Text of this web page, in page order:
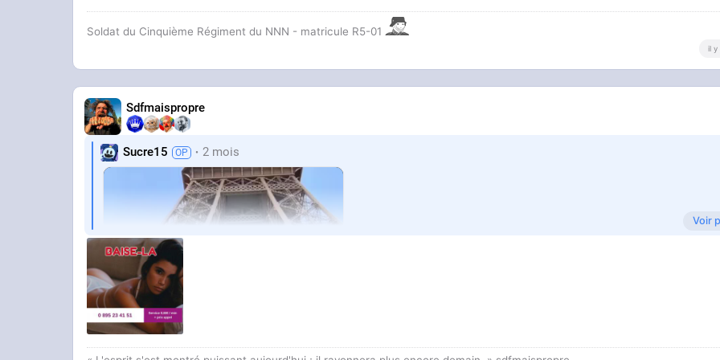
Soldat du Cinquième Régiment du NNN - matricule R5-01
il y
Sdfmaispropre
Sucre15 2 mois
Voir